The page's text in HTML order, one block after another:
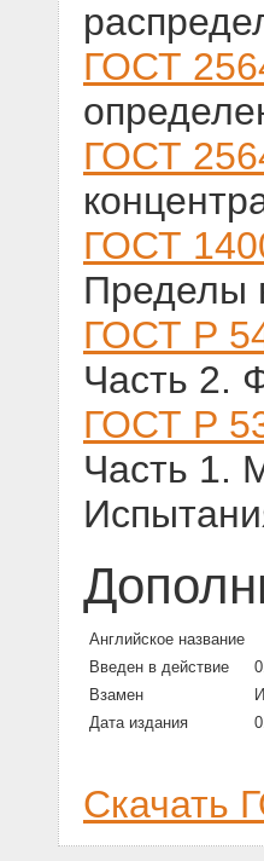
ГОСТ
ГОСТ
ГОСТ
Пределы
ГОСТ Р
Часть 2.
ГОСТ Р
Часть 1.
Английское название
Введен в действие
Взамен
Дата издания
Скачать